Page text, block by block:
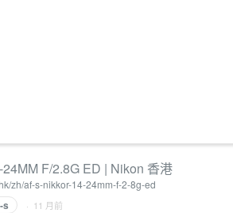
F/2.8G ED | Nikon 香港
zh/af-s-nikkor-14-24mm-f-2-8g-ed
s · 11 月前